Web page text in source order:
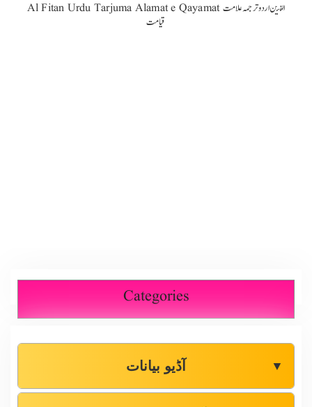
Al Fitan Urdu Tarjuma Alamat e Qayamat الفتن اردو ترجمہ علامت
قیامت
Categories
آڈیو بیانات ▼